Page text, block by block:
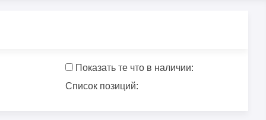
Показать те что в наличии:
Список позиций: